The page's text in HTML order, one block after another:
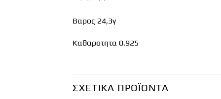
Βαρος 24,3γ
Καθαροτητα 0.925
ΣΧΕΤΙΚΆ ΠΡΟΪΌΝΤΑ